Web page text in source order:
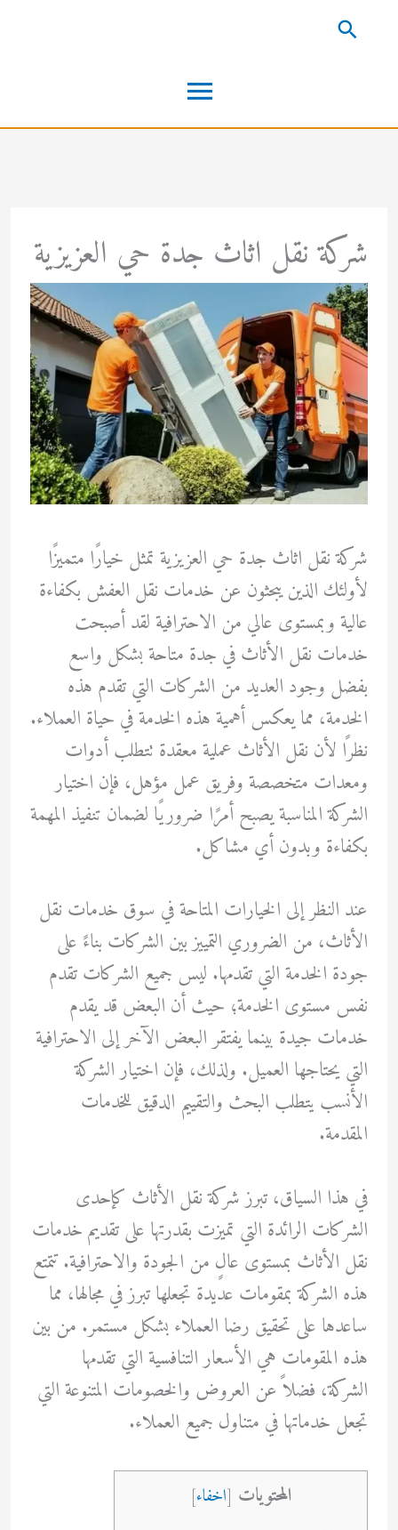
القائمة
الرئيسية
البحث
شركة نقل اثاث جدة حي العزيزية
شركة نقل اثاث جدة حي العزيزية تمثل خيارًا متميزًا
لأولئك الذين يبحثون عن خدمات نقل العفش بكفاءة
عالية وبمستوى عالي من الاحترافية لقد أصبحت
خدمات نقل الأثاث في جدة متاحة بشكل واسع
بفضل وجود العديد من الشركات التي تقدم هذه
الخدمة، مما يعكس أهمية هذه الخدمة في حياة العملاء.
نظرًا لأن نقل الأثاث عملية معقدة تتطلب أدوات
ومعدات متخصصة وفريق عمل مؤهل، فإن اختيار
الشركة المناسبة يصبح أمرًا ضروريًا لضمان تنفيذ المهمة
بكفاءة وبدون أي مشاكل.
عند النظر إلى الخيارات المتاحة في سوق خدمات نقل
الأثاث، من الضروري التمييز بين الشركات بناءً على
جودة الخدمة التي تقدمها. ليس جميع الشركات تقدم
نفس مستوى الخدمة؛ حيث أن البعض قد يقدم
خدمات جيدة بينما يفتقر البعض الآخر إلى الاحترافية
التي يحتاجها العميل. ولذلك، فإن اختيار الشركة
الأنسب يتطلب البحث والتقييم الدقيق للخدمات
المقدمة.
في هذا السياق، تبرز شركة نقل الأثاث كإحدى
الشركات الرائدة التي تميزت بقدرتها على تقديم خدمات
نقل الأثاث بمستوى عالٍ من الجودة والاحترافية. تتمتع
هذه الشركة بمقومات عديدة تجعلها تبرز في مجالها، مما
ساعدها على تحقيق رضا العملاء بشكل مستمر. من بين
هذه المقومات هي الأسعار التنافسية التي تقدمها
الشركة، فضلاً عن العروض والخصومات المتنوعة التي
تجعل خدماتها في متناول جميع العملاء.
المحتويات [اخفاء]